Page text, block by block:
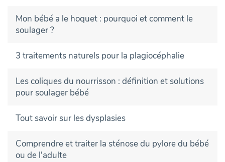
Mon bébé a le hoquet : pourquoi et comment le
soulager ?
3 traitements naturels pour la plagiocéphalie
Les coliques du nourrisson : définition et solutions
pour soulager bébé
Tout savoir sur les dysplasies
Comprendre et traiter la sténose du pylore du bébé
ou de l'adulte